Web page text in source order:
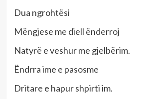
Dua ngrohtësi
Mëngjese me diell ënderroj
Natyrë e veshur me gjelbërim.
Ëndrra ime e pasosme
Dritare e hapur shpirti im.